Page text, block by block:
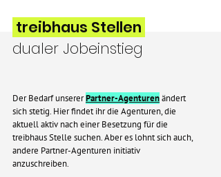
Der Bedarf unsererPartner-Agenturenändert
sich stetig. Hier findet ihr die Agenturen, die
aktuell aktiv nach einer Besetzung für die
treibhaus Stelle suchen. Aber es lohnt sich auch,
andere Partner-Agenturen initiativ
anzuschreiben.
treibhaus Stellen
dualer Jobeinstieg